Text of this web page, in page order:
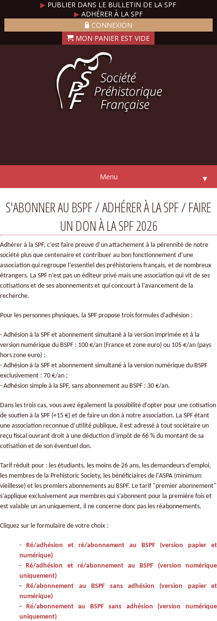
▶ PUBLIER DANS LE BULLETIN DE LA SPF
▶ADHÉRER À LA SPF
CONNEXION
Menu ▼
S'ABONNER AU BSPF / ADHÉRER À LA SPF / FAIRE
UN DON À LA SPF 2026
Adhérer à la SPF, c’est faire preuve d’un attachement à la pérennité de notre
société plus que centenaire et contribuer au bon fonctionnement d’une
association qui regroupe l’essentiel des préhistoriens français, et de nombreux
étrangers. La SPF n’est pas un éditeur privé mais une association qui vit de ses
cotisations et de ses abonnements et qui concourt à l'avancement de la
recherche.
Pour les personnes physiques, la SPF propose trois formules d'adhésion :
- Adhésion à la SPF et abonnement simultané à la version imprimée et à la
version numérique du BSPF : 100 €/an (France et zone euro) ou 105 €/an (pays
hors zone euro) ;
- Adhésion à la SPF et abonnement simultané à la version numérique du BSPF
exclusivement : 70 €/an ;
- Adhésion simple à la SPF, sans abonnement au BSPF : 30 €/an.
Dans les trois cas, vous avez également la possibilité d'opter pour une cotisation
de soutien à la SPF (+15 €) et de faire un don à notre association. La SPF étant
une association reconnue d’utilité publique, il est adressé à tout sociétaire un
reçu fiscal ouvrant droit à une déduction d’impôt de 66 % du montant de sa
cotisation et de son éventuel don.
Tarif réduit pour : les étudiants, les moins de 26 ans, les demandeurs d'emploi,
les membres de la Prehistoric Society, les bénéficiaires de l'ASPA (minimum
vieillesse) et les premiers abonnements au BSPF. Le tarif "premier abonnement"
s'applique exclusivement aux membres qui s’abonnent pour la première fois et
est valable un an uniquement, il ne concerne donc pas les réabonnements.
Cliquez sur le formulaire de votre choix :
-
Ré/adhésion et ré/abonnement au BSPF (version papier et
numérique)
-
Ré/adhésion et ré/abonnement au BSPF (version numérique
uniquement)
-
Ré/abonnement au BSPF sans adhésion (version papier et
numérique)
-
Ré/abonnement au BSPF sans adhésion (version numérique
uniquement)